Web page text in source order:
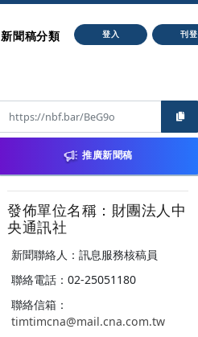
新聞稿分類 登入 刊登
推廣新聞稿
發佈單位名稱：財團法人中
央通訊社
新聞聯絡人：訊息服務核稿員
聯絡電話：02-25051180
聯絡信箱：
timtimcna@mail.cna.com.tw